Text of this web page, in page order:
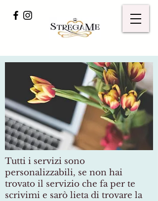
Tutti i servizi sono
personalizzabili, se non hai
trovato il servizio che fa per te
scrivimi e sarò lieta di trovare la